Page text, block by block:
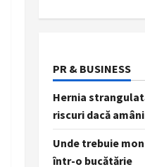
PR & BUSINESS
Hernia
riscuri dacă
Unde trebuie
într-o bucătărie